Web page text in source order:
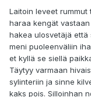
Laitoin leveet
haraa kengät
hakea ulosvetäjä että
meni puoleenväliin
et kyllä se siellä
Täytyy varmaan
sylinteriin ja sinne
kaks pois. Silloinhan